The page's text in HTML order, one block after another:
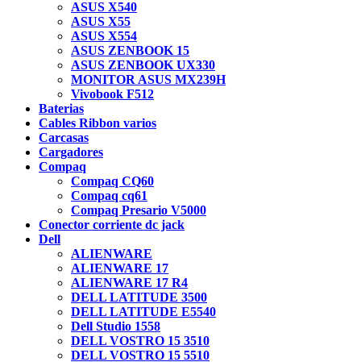
ASUS X540
ASUS X55
ASUS X554
ASUS ZENBOOK 15
ASUS ZENBOOK UX330
MONITOR ASUS MX239H
Vivobook F512
Baterias
Cables Ribbon varios
Carcasas
Cargadores
Compaq
Compaq CQ60
Compaq cq61
Compaq Presario V5000
Conector corriente dc jack
Dell
ALIENWARE
ALIENWARE 17
ALIENWARE 17 R4
DELL LATITUDE 3500
DELL LATITUDE E5540
Dell Studio 1558
DELL VOSTRO 15 3510
DELL VOSTRO 15 5510